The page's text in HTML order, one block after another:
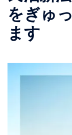
をぎゅ
ます